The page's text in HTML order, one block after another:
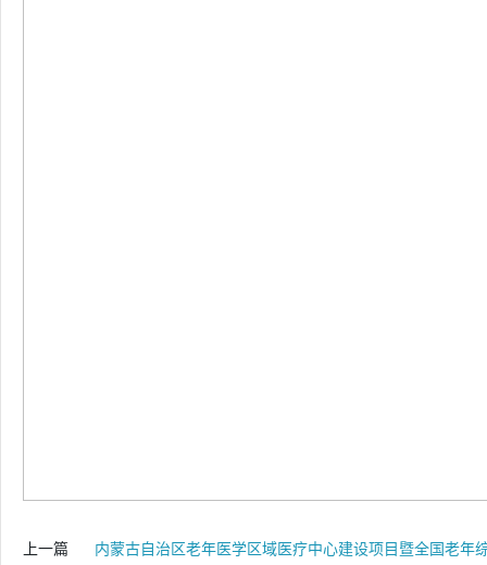
上一篇
内蒙古自治区老年医学区域医疗中心建设项目暨全国老年